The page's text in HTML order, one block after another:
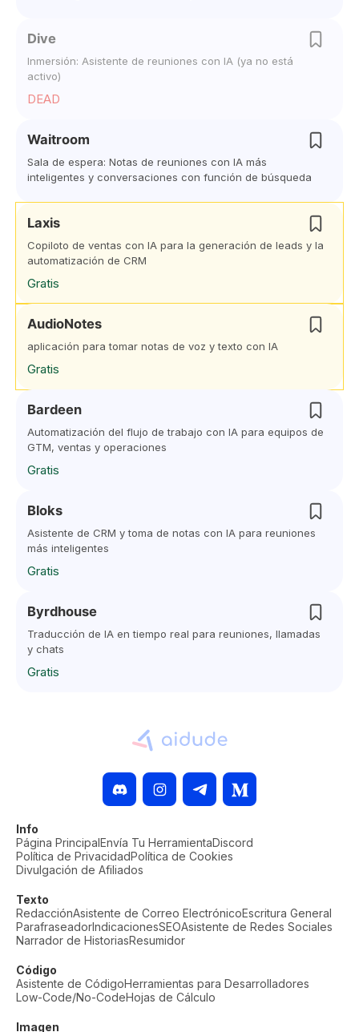
Dive
Inmersión: Asistente de reuniones con IA (ya no está
activo)
DEAD
Waitroom
Sala de espera: Notas de reuniones con IA más
inteligentes y conversaciones con función de búsqueda
Laxis
Copiloto de ventas con IA para la generación de leads y la
automatización de CRM
Gratis
AudioNotes
aplicación para tomar notas de voz y texto con IA
Gratis
Bardeen
Automatización del flujo de trabajo con IA para equipos de
GTM, ventas y operaciones
Gratis
Bloks
Asistente de CRM y toma de notas con IA para reuniones
más inteligentes
Gratis
Byrdhouse
Traducción de IA en tiempo real para reuniones, llamadas
y chats
Gratis
Info
Página PrincipalEnvía Tu HerramientaDiscord
Política de PrivacidadPolítica de Cookies
Divulgación de Afiliados
Texto
RedacciónAsistente de Correo ElectrónicoEscritura General
ParafraseadorIndicacionesSEOAsistente de Redes Sociales
Narrador de HistoriasResumidor
Código
Asistente de CódigoHerramientas para Desarrolladores
Low-Code/No-CodeHojas de Cálculo
Imagen